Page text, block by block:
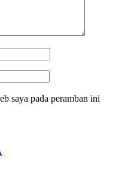
saya pada peramban ini